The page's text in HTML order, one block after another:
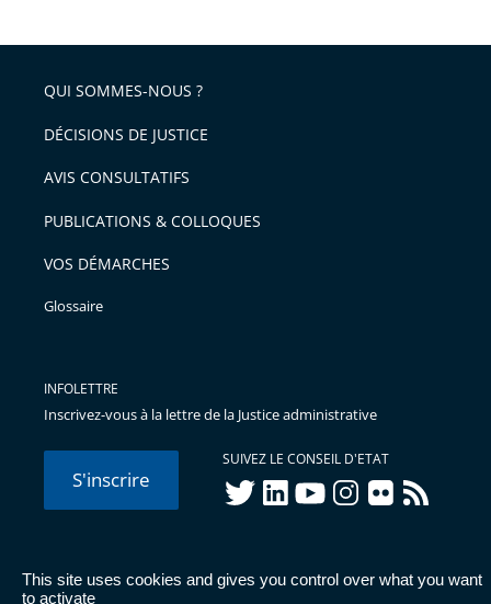
This site uses cookies and gives you control over what you want
to activate
QUI SOMMES-NOUS ?
DÉCISIONS DE JUSTICE
AVIS CONSULTATIFS
PUBLICATIONS & COLLOQUES
VOS DÉMARCHES
Glossaire
INFOLETTRE
Inscrivez-vous à la lettre de la Justice administrative
S'inscrire
SUIVEZ LE CONSEIL D'ETAT
twitterlinkedInyoutubeinstagram
flickr rss
© Conseil d'État 2026 - Mentions légales
Données